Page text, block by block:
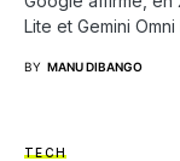
Lite et Gemini
BY MANU DIBANGO
TECH